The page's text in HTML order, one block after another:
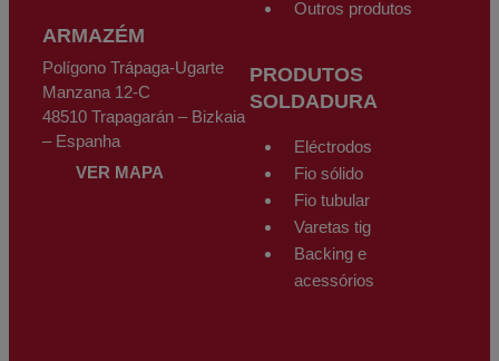
ARMAZÉM
Polígono Trápaga-Ugarte
Manzana 12-C
48510 Trapagarán – Bizkaia
– Espanha
VER MAPA
Outros produtos
PRODUTOS
SOLDADURA
Eléctrodos
Fio sólido
Fio tubular
Varetas tig
Backing e
acessórios